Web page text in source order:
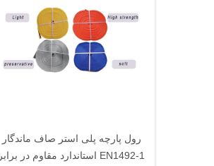
رول پارچه پلی استر صاف ماندگار
EN1492-1 استاندارد مقاوم در برابر